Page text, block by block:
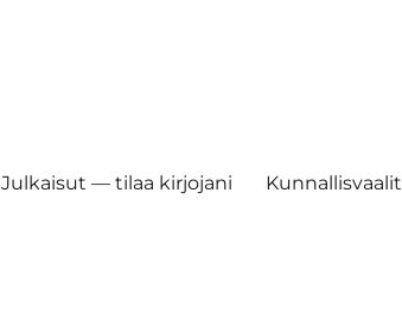
Julkaisut — tilaa kirjojani Kunnallisvaalit